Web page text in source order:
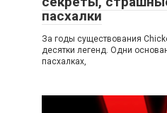
пасхалки
За годы существования
десятки легенд. Одни
пасхалках,